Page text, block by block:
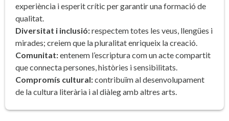
experiència i esperit crític per garantir una formació de
qualitat.
Diversitat i inclusió:respectem totes les veus, llengües i
mirades; creiem que la pluralitat enriqueix la creació.
Comunitat:entenem l’escriptura com un acte compartit
que connecta persones, històries i sensibilitats.
Compromís cultural:contribuïm al desenvolupament
de la cultura literària i al diàleg amb altres arts.